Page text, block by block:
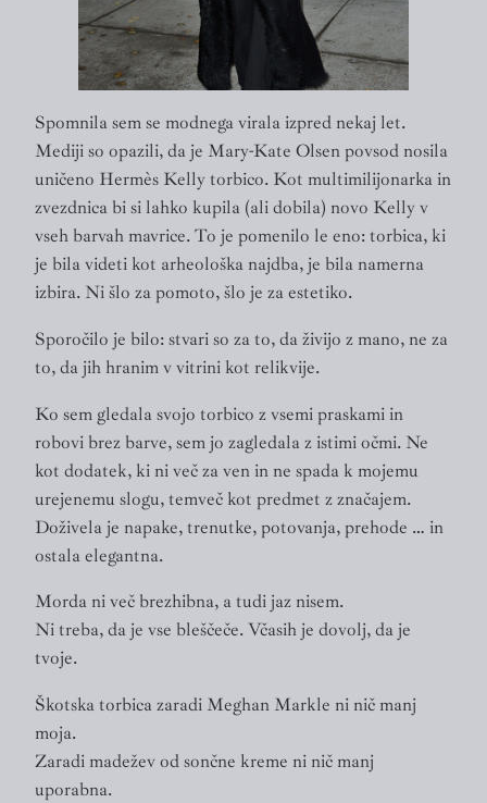
Spomnila sem se modnega virala izpred nekaj let.
Mediji so opazili, da je Mary-Kate Olsen povsod nosila
uničeno Hermès Kelly torbico. Kot multimilijonarka in
zvezdnica bi si lahko kupila (ali dobila) novo Kelly v
vseh barvah mavrice. To je pomenilo le eno: torbica, ki
je bila videti kot arheološka najdba, je bila namerna
izbira. Ni šlo za pomoto, šlo je za estetiko.
Sporočilo je bilo: stvari so za to, da živijo z mano, ne za
to, da jih hranim v vitrini kot relikvije.
Ko sem gledala svojo torbico z vsemi praskami in
robovi brez barve, sem jo zagledala z istimi očmi. Ne
kot dodatek, ki ni več za ven in ne spada k mojemu
urejenemu slogu, temveč kot predmet z značajem.
Doživela je napake, trenutke, potovanja, prehode … in
ostala elegantna.
Morda ni več brezhibna, a tudi jaz nisem.
Ni treba, da je vse bleščeče. Včasih je dovolj, da je
tvoje.
Škotska torbica zaradi Meghan Markle ni nič manj
moja.
Zaradi madežev od sončne kreme ni nič manj
uporabna.